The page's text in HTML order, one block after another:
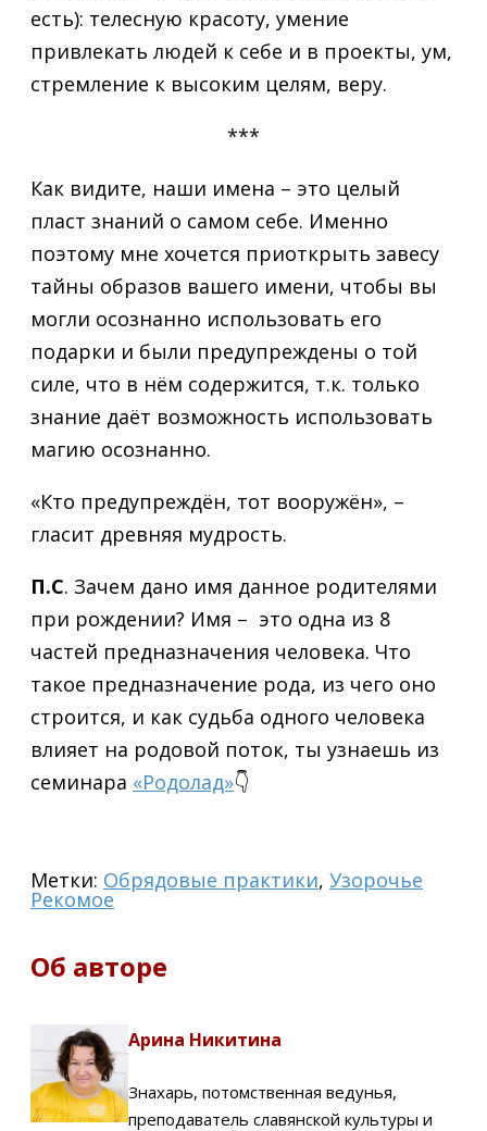
есть): телесную красоту, умение
привлекать людей к себе и в проекты, ум,
стремление к высоким целям, веру.
***
Как видите, наши имена – это целый
пласт знаний о самом себе. Именно
поэтому мне хочется приоткрыть завесу
тайны образов вашего имени, чтобы вы
могли осознанно использовать его
подарки и были предупреждены о той
силе, что в нём содержится, т.к. только
знание даёт возможность использовать
магию осознанно.
«Кто предупреждён, тот вооружён», –
гласит древняя мудрость.
П.С. Зачем дано имя данное родителями
при рождении? Имя – это одна из 8
частей предназначения человека. Что
такое предназначение рода, из чего оно
строится, и как судьба одного человека
влияет на родовой поток, ты узнаешь из
семинара «Родолад»👇
Метки: Обрядовые практики, Узорочье
Рекомое
Об авторе
Арина Никитина
Знахарь, потомственная ведунья,
преподаватель славянской культуры и